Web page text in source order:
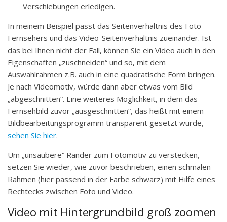
Verschiebungen erledigen.
In meinem Beispiel passt das Seitenverhältnis des Foto-
Fernsehers und das Video-Seitenverhältnis zueinander. Ist
das bei Ihnen nicht der Fall, können Sie ein Video auch in den
Eigenschaften „zuschneiden“ und so, mit dem
Auswahlrahmen z.B. auch in eine quadratische Form bringen.
Je nach Videomotiv, würde dann aber etwas vom Bild
„abgeschnitten“. Eine weiteres Möglichkeit, in dem das
Fernsehbild zuvor „ausgeschnitten“, das heißt mit einem
Bildbearbeitungsprogramm transparent gesetzt wurde,
sehen Sie hier.
Um „unsaubere“ Ränder zum Fotomotiv zu verstecken,
setzen Sie wieder, wie zuvor beschrieben, einen schmalen
Rahmen (hier passend in der Farbe schwarz) mit Hilfe eines
Rechtecks zwischen Foto und Video.
Video mit Hintergrundbild groß zoomen